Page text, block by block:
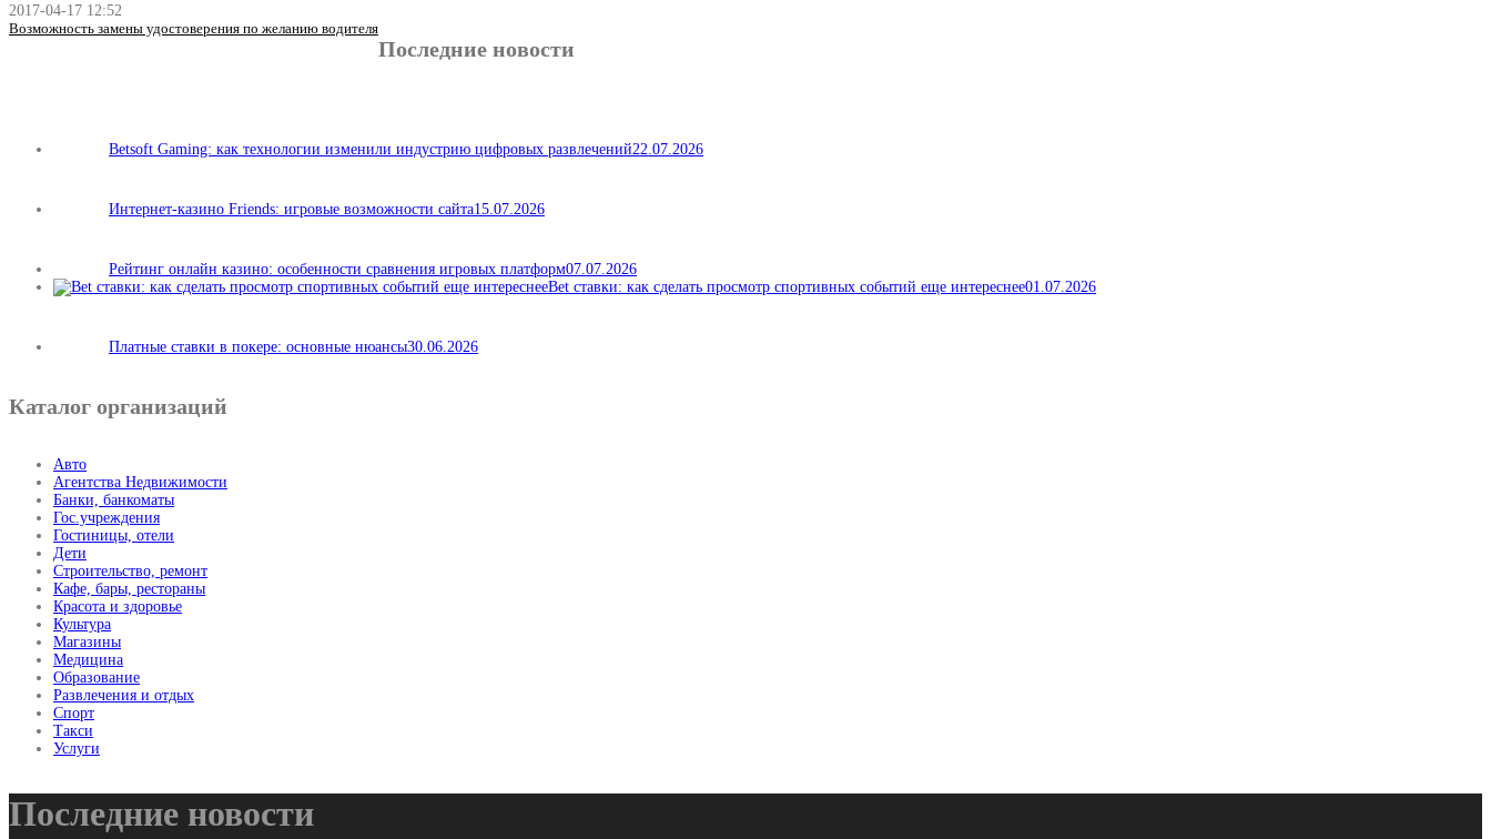
2017-04-17 12:52
Возможность замены удостоверения по желанию водителя
Последние новости
Betsoft Gaming: как технологии изменили индустрию цифровых развлечений22.07.2026
Интернет-казино Friends: игровые возможности сайта15.07.2026
Рейтинг онлайн казино: особенности сравнения игровых платформ07.07.2026
Bet ставки: как сделать просмотр спортивных событий еще интереснее01.07.2026
Платные ставки в покере: основные нюансы30.06.2026
Каталог организаций
Авто
Агентства Недвижимости
Банки, банкоматы
Гос.учреждения
Гостиницы, отели
Дети
Строительство, ремонт
Кафе, бары, рестораны
Красота и здоровье
Культура
Магазины
Медицина
Образование
Развлечения и отдых
Спорт
Такси
Услуги
Последние новости